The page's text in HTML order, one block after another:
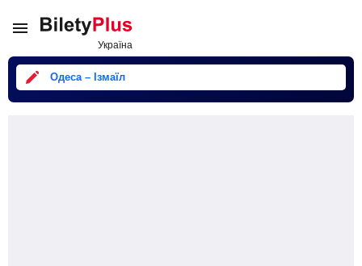
Одеса – Ізмаїл